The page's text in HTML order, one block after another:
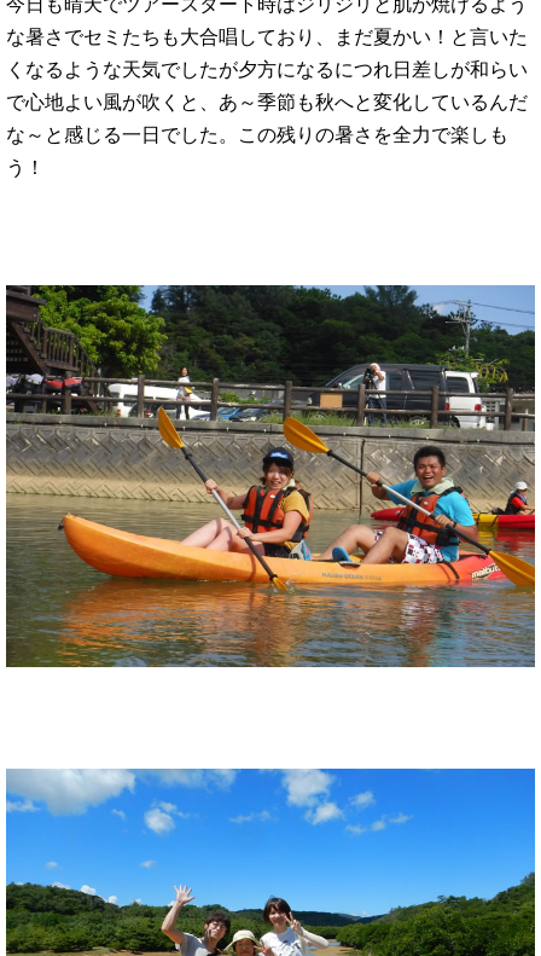
な暑さでセミたちも大合唱しており、まだ夏かい！と言いた
くなるような天気でしたが夕方になるにつれ日差しが和らい
で心地よい風が吹くと、あ～季節も秋へと変化しているんだ
な～と感じる一日でした。この残りの暑さを全力で楽しも
う！